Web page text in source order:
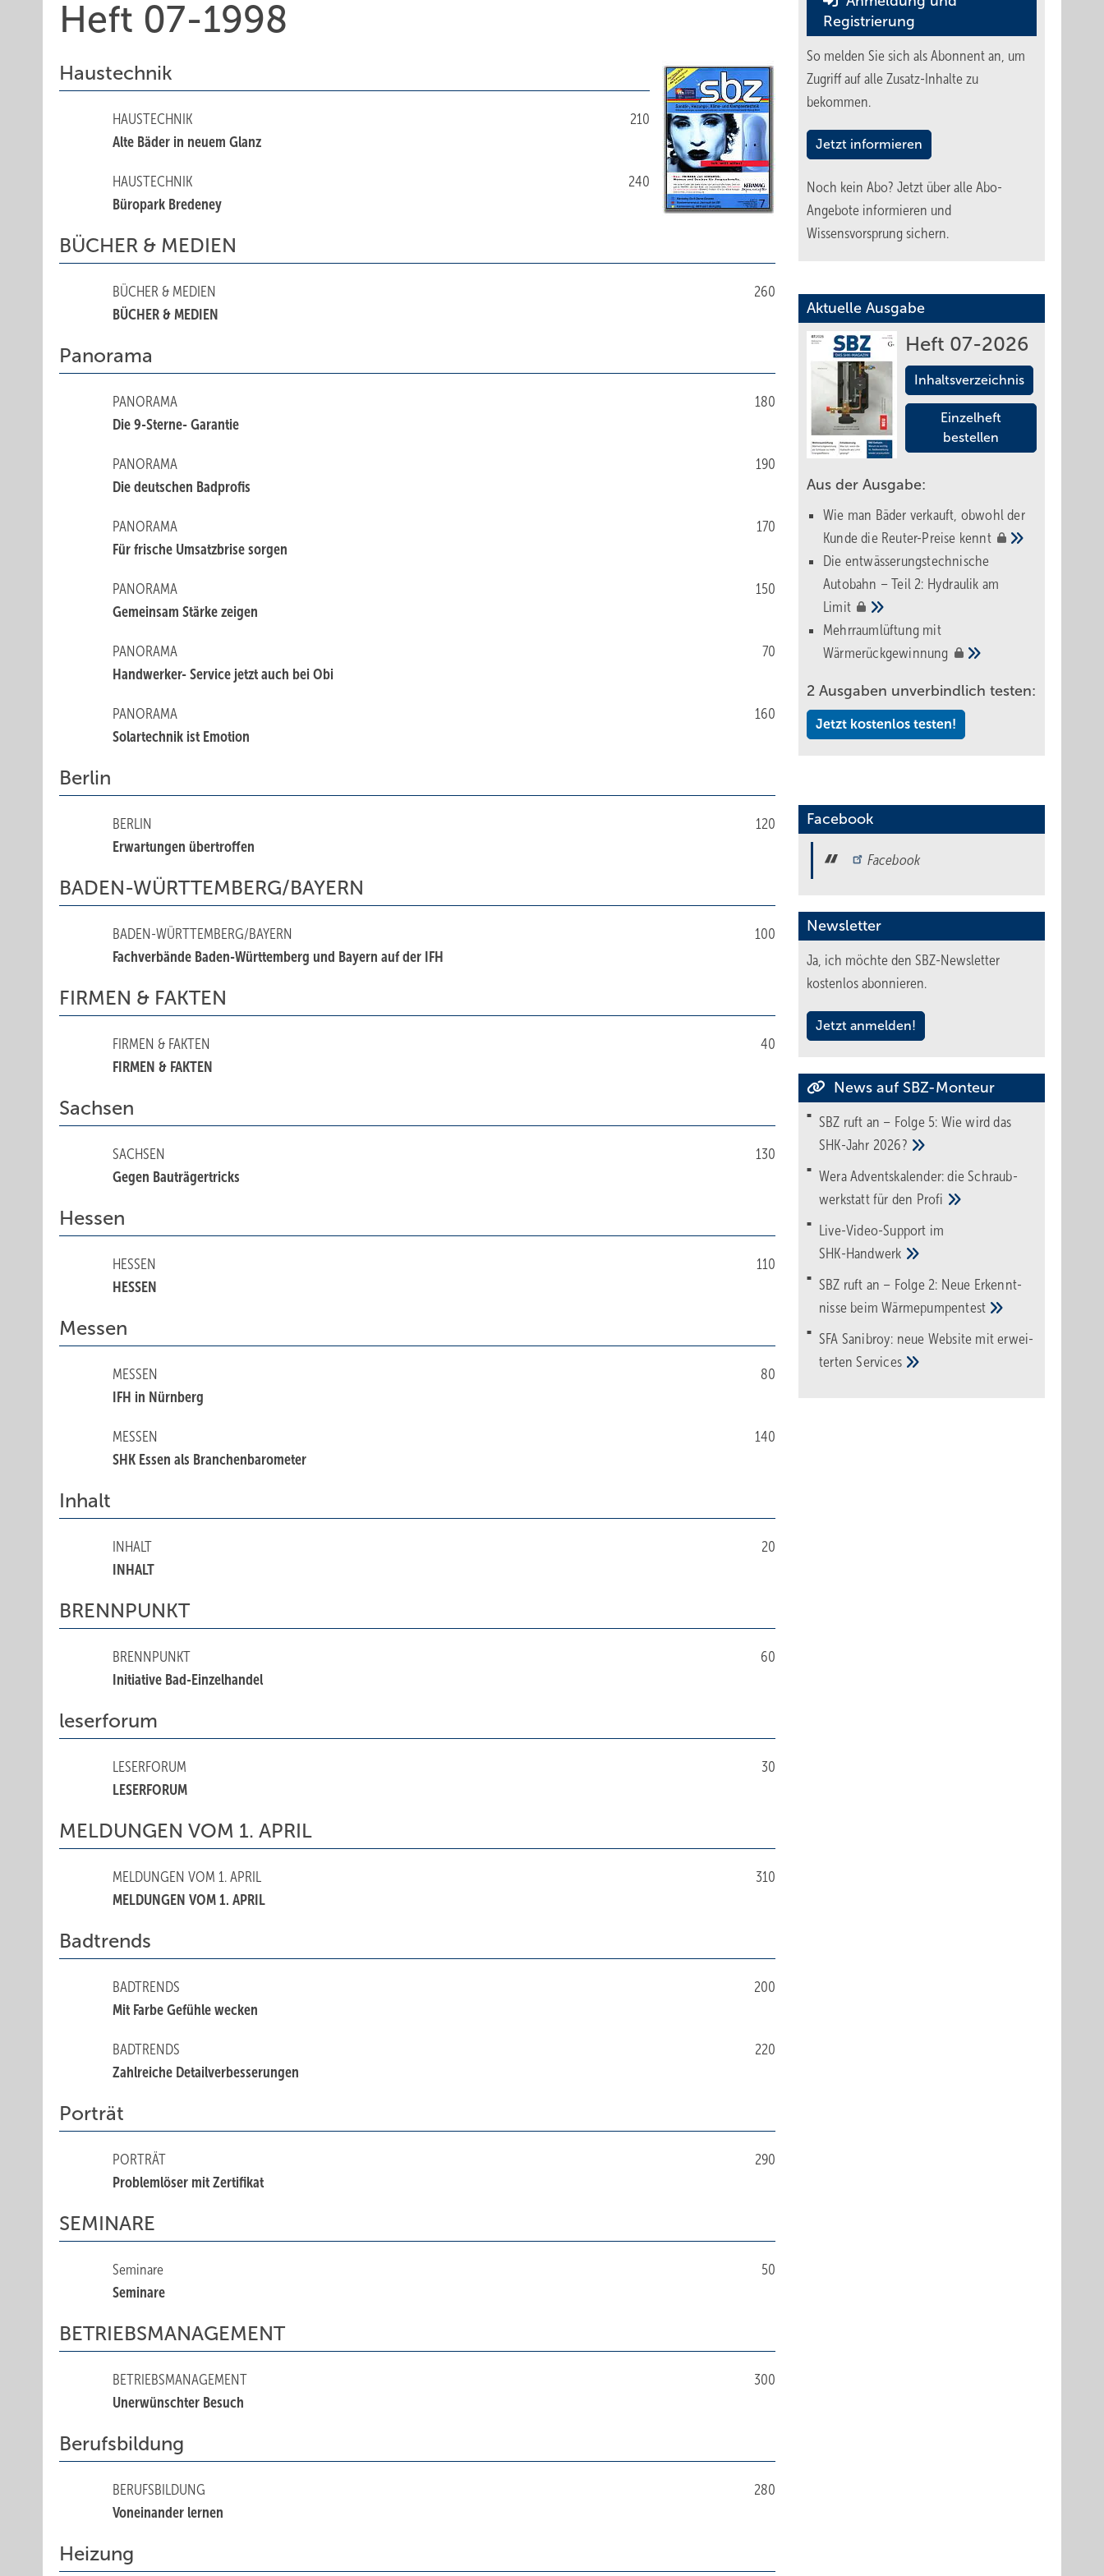
Heft 07-1998
Haustechnik
210
HAUSTECHNIK
Alte Bäder in neuem Glanz
240
HAUSTECHNIK
Büropark Bredeney
BÜCHER & MEDIEN
260
BÜCHER & MEDIEN
BÜCHER & MEDIEN
Panorama
180
PANORAMA
Die 9-Sterne- Garantie
190
PANORAMA
Die deutschen Badprofis
170
PANORAMA
Für frische Umsatzbrise sorgen
150
PANORAMA
Gemeinsam Stärke zeigen
70
PANORAMA
Handwerker- Service jetzt auch bei Obi
160
PANORAMA
Solartechnik ist Emotion
Berlin
120
BERLIN
Erwartungen übertroffen
BADEN-WÜRTTEMBERG/BAYERN
100
BADEN-WÜRTTEMBERG/BAYERN
Fachverbände Baden-Württemberg und Bayern auf der IFH
FIRMEN & FAKTEN
40
FIRMEN & FAKTEN
FIRMEN & FAKTEN
Sachsen
130
SACHSEN
Gegen Bauträgertricks
Hessen
110
HESSEN
HESSEN
Messen
80
MESSEN
IFH in Nürnberg
140
MESSEN
SHK Essen als Branchenbarometer
Inhalt
20
INHALT
INHALT
BRENNPUNKT
60
BRENNPUNKT
Initiative Bad-Einzelhandel
leserforum
30
LESERFORUM
LESERFORUM
MELDUNGEN VOM 1. APRIL
310
MELDUNGEN VOM 1. APRIL
MELDUNGEN VOM 1. APRIL
Badtrends
200
BADTRENDS
Mit Farbe Gefühle wecken
220
BADTRENDS
Zahlreiche Detailverbesserungen
Porträt
290
PORTRÄT
Problemlöser mit Zertifikat
SEMINARE
50
Seminare
Seminare
BETRIEBSMANAGEMENT
300
BETRIEBSMANAGEMENT
Unerwünschter Besuch
Berufsbildung
280
BERUFSBILDUNG
Voneinander lernen
Heizung
Registrierung
So melden Sie sich als Abonnent an, um
Zugriff auf alle Zusatz-Inhalte zu
bekommen.
Jetzt informieren
Noch kein Abo? Jetzt über alle Abo-
Angebote informieren und
Wissensvorsprung sichern.
Aktuelle Ausgabe
Heft 07-2026
Inhaltsverzeichnis
Einzelheft
bestellen
Aus der Ausgabe:
Wie man Bäder verkauft, obwohl der
Kunde die Reuter-Preise kennt
Die entwässerungstechnische
Autobahn – Teil 2: Hydraulik am
Limit
Mehrraumlüftung mit
Wärmerückgewinnung
2 Ausgaben unverbindlich testen:
Jetzt kostenlos testen!
Facebook
Facebook
Newsletter
Ja, ich möchte den SBZ-Newsletter
kostenlos abonnieren.
Jetzt anmelden!
News auf SBZ-Monteur
SBZ ruft an – Folge 5: Wie wird das
SHK-Jahr 2026?
Wera Adventskalender: die Schraub­
werk­statt für den Pro­fi
Live-Video-Support im
SHK-Handwerk
SBZ ruft an – Folge 2: Neue Erkennt­
nisse beimWärme­pumpen­test
SFA Sanibroy: neue Web­site mit erwei­
tertenServices